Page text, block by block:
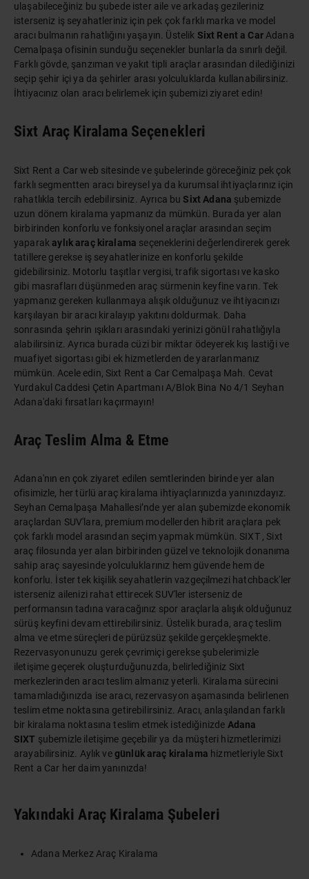
ulaşabileceğiniz bu şubede ister aile ve arkadaş gezileriniz
isterseniz iş seyahatleriniz için pek çok farklı marka ve model
aracı bulmanın rahatlığını yaşayın. Üstelik Sixt Rent a CarAdana
Cemalpaşa ofisinin sunduğu seçenekler bunlarla da sınırlı değil.
Farklı gövde, şanzıman ve yakıt tipli araçlar arasından dilediğinizi
seçip şehir içi ya da şehirler arası yolculuklarda kullanabilirsiniz.
İhtiyacınız olan aracı belirlemek için şubemizi ziyaret edin!
Sixt Araç Kiralama Seçenekleri
Sixt Rent a Car web sitesinde ve şubelerinde göreceğiniz pek çok
farklı segmentten aracı bireysel ya da kurumsal ihtiyaçlarınız için
rahatlıkla tercih edebilirsiniz. Ayrıca bu Sixt Adana şubemizde
uzun dönem kiralama yapmanız da mümkün. Burada yer alan
birbirinden konforlu ve fonksiyonel araçlar arasından seçim
yaparakaylık araç kiralama seçeneklerini değerlendirerek gerek
tatillere gerekse iş seyahatlerinize en konforlu şekilde
gidebilirsiniz. Motorlu taşıtlar vergisi, trafik sigortası ve kasko
gibi masrafları düşünmeden araç sürmenin keyfine varın. Tek
yapmanız gereken kullanmaya alışık olduğunuz ve ihtiyacınızı
karşılayan bir aracı kiralayıp yakıtını doldurmak. Daha
sonrasında şehrin ışıkları arasındaki yerinizi gönül rahatlığıyla
alabilirsiniz. Ayrıca burada cüzi bir miktar ödeyerek kış lastiği ve
muafiyet sigortası gibi ek hizmetlerden de yararlanmanız
mümkün. Acele edin, Sixt Rent a Car Cemalpaşa Mah. Cevat
Yurdakul Caddesi Çetin Apartmanı A/Blok Bina No 4/1 Seyhan
Adana'daki fırsatları kaçırmayın!
Araç Teslim Alma & Etme
Adana'nın en çok ziyaret edilen semtlerinden birinde yer alan
ofisimizle, her türlü araç kiralama ihtiyaçlarınızda yanınızdayız.
Seyhan Cemalpaşa Mahallesi’nde yer alan şubemizde ekonomik
araçlardan SUV'lara, premium modellerden hibrit araçlara pek
çok farklı model arasından seçim yapmak mümkün. SIXT , Sixt
araç filosunda yer alan birbirinden güzel ve teknolojik donanıma
sahip araç sayesinde yolculuklarınız hem güvende hem de
konforlu. İster tek kişilik seyahatlerin vazgeçilmezi hatchback'ler
isterseniz ailenizi rahat ettirecek SUV'ler isterseniz de
performansın tadına varacağınız spor araçlarla alışık olduğunuz
sürüş keyfini devam ettirebilirsiniz. Üstelik burada, araç teslim
alma ve etme süreçleri de pürüzsüz şekilde gerçekleşmekte.
Rezervasyonunuzu gerek çevrimiçi gerekse şubelerimizle
iletişime geçerek oluşturduğunuzda, belirlediğiniz Sixt
merkezlerinden aracı teslim almanız yeterli. Kiralama sürecini
tamamladığınızda ise aracı, rezervasyon aşamasında belirlenen
teslim etme noktasına getirebilirsiniz. Aracı, anlaşılandan farklı
bir kiralama noktasına teslim etmek istediğinizde Adana
SIXT şubemizle iletişime geçebilir ya da müşteri hizmetlerimizi
arayabilirsiniz. Aylık vegünlük araç kiralama hizmetleriyle Sixt
Rent a Car her daim yanınızda!
Yakındaki Araç Kiralama Şubeleri
Adana Merkez Araç Kiralama